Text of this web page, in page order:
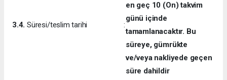
3.4. Süresi/teslim tarihi :
en geç 10 (On) takvim
günü içinde
tamamlanacaktır. Bu
süreye, gümrükte
ve/veya nakliyede geçen
süre dahildir